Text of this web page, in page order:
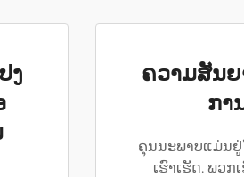
ງ
ຄວາມສັນ
ກາ
ຄຸນນະພາບແມ່ນຢູ່
ເຮົາເຮັດ. ພວກ